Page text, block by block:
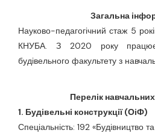
Загальна
Науково-педагогічний стаж 5
КНУБА. З 2020 року працює
будівельного факультету з
Перелік
1. Будівельні конструкції (ОіФ)
Спеціальність: 192 «Будівництво